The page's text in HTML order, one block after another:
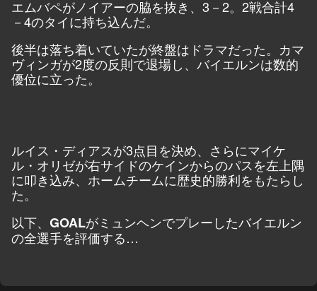
エムバペがノイアーの脇を抜き、3－2。2戦合計4
－4のタイに持ち込んだ。
後半は落ち着いていたが終盤はドラマだった。カマ
ヴィンガが2度の反則で退場し、バイエルンは数的
優位に立った。
ルイス・ディアスが3点目を決め、さらにマイケ
ル・オリゼが右サイドのケインからのパスを左上隅
に叩き込み、ホームチームに歴史的勝利をもたらし
た。
以下、 GOALがミュンヘンでプレーしたバイエルン
の全選手を評価する…